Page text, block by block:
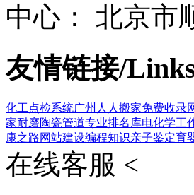
中心： 北京市
友情链接/
化工点检系统广州人人搬家免费收录
家耐磨陶瓷管道专业排名库电化学工
康之路网站建设编程知识亲子鉴定育
在线客服 <